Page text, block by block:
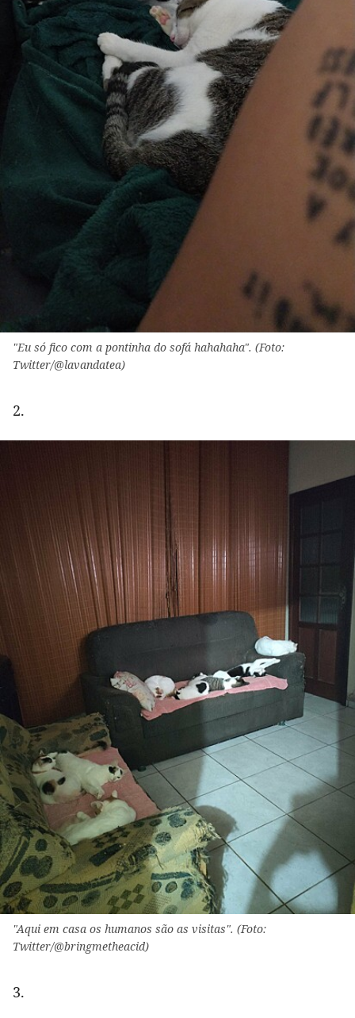
"Eu só fico com a pontinha do sofá hahahaha". (Foto:
Twitter/@lavandatea)
2.
"Aqui em casa os humanos são as visitas". (Foto:
Twitter/@bringmetheacid)
3.